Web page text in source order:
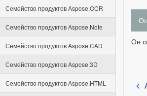
Семейство продуктов Aspose.OCR
Семейство продуктов Aspose.Note
Семейство продуктов Aspose.CAD
Семейство продуктов Aspose.3D
Семейство продуктов Aspose.HTML
Он